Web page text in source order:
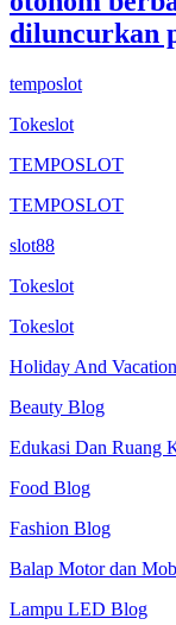
diluncurkan
temposlot
Tokeslot
TEMPOSLOT
TEMPOSLOT
slot88
Tokeslot
Tokeslot
Holiday And
Beauty Blog
Edukasi Dan Ruang
Food Blog
Fashion Blog
Balap Motor dan
Lampu LED Blog